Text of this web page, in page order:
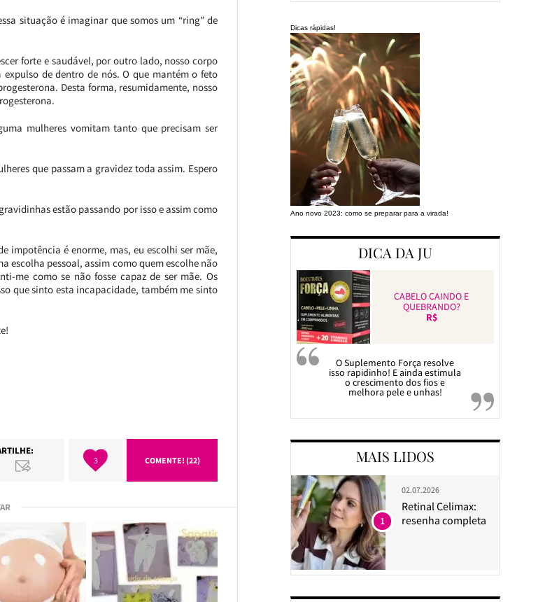
situação é imaginar que somos um “ring” de
forte e saudável, por outro lado, nosso corpo
de dentro de nós. O que mantém o feto
Desta forma, resumidamente, nosso
mulheres vomitam tanto que precisam ser
que passam a gravidez toda assim. Espero
estão passando por isso e assim como
impotência é enorme, mas, eu escolhi ser mãe,
escolha pessoal, assim como quem escolhe não
me como se não fosse capaz de ser mãe. Os
que sinto esta incapacidade, também me sinto
3 COMENTE! (22)
Dicas rápidas!
Ano novo 2023: como se preparar para a virada!
DICA DA JU
CABELO CAINDO E
QUEBRANDO?
R$
O Suplemento Força resolve
isso rapidinho! E ainda estimula
o crescimento dos fios e
melhora pele e unhas!
MAIS LIDOS
02.07.2026
Retinal Celimax:
resenha completa
1